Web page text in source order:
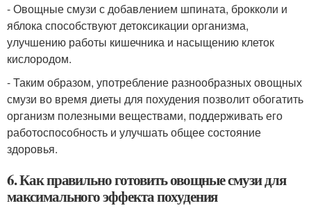
- Овощные смузи с добавлением шпината, брокколи и
яблока способствуют детоксикации организма,
улучшению работы кишечника и насыщению клеток
кислородом.
- Таким образом, употребление разнообразных овощных
смузи во время диеты для похудения позволит обогатить
организм полезными веществами, поддерживать его
работоспособность и улучшать общее состояние
здоровья.
6. Как правильно готовить овощные смузи для
максимального эффекта похудения